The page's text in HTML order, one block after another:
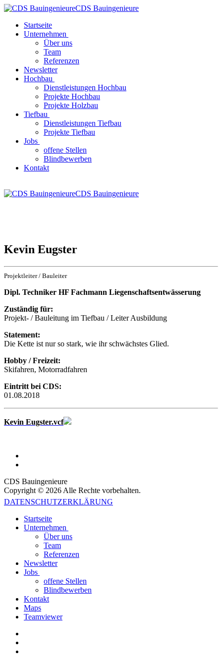
CDS Bauingenieure
Startseite
Unternehmen
Über uns
Team
Referenzen
Newsletter
Hochbau
Dienstleistungen Hochbau
Projekte Hochbau
Projekte Holzbau
Tiefbau
Dienstleistungen Tiefbau
Projekte Tiefbau
Jobs
offene Stellen
Blindbewerben
Kontakt
CDS Bauingenieure
Kevin Eugster
Projektleiter / Bauleiter
Dipl. Techniker HF Fachmann Liegenschaftsentwässerung
Zuständig für:
Projekt- / Bauleitung im Tiefbau / Leiter Ausbildung
Statement:
Die Kette ist nur so stark, wie ihr schwächstes Glied.
Hobby / Freizeit:
Skifahren, Motorradfahren
Eintritt bei CDS:
01.08.2018
Kevin Eugster.vcf
CDS Bauingenieure
Copyright © 2026 Alle Rechte vorbehalten.
DATENSCHUTZERKLÄRUNG
Startseite
Unternehmen
Über uns
Team
Referenzen
Newsletter
Jobs
offene Stellen
Blindbewerben
Kontakt
Maps
Teamviewer